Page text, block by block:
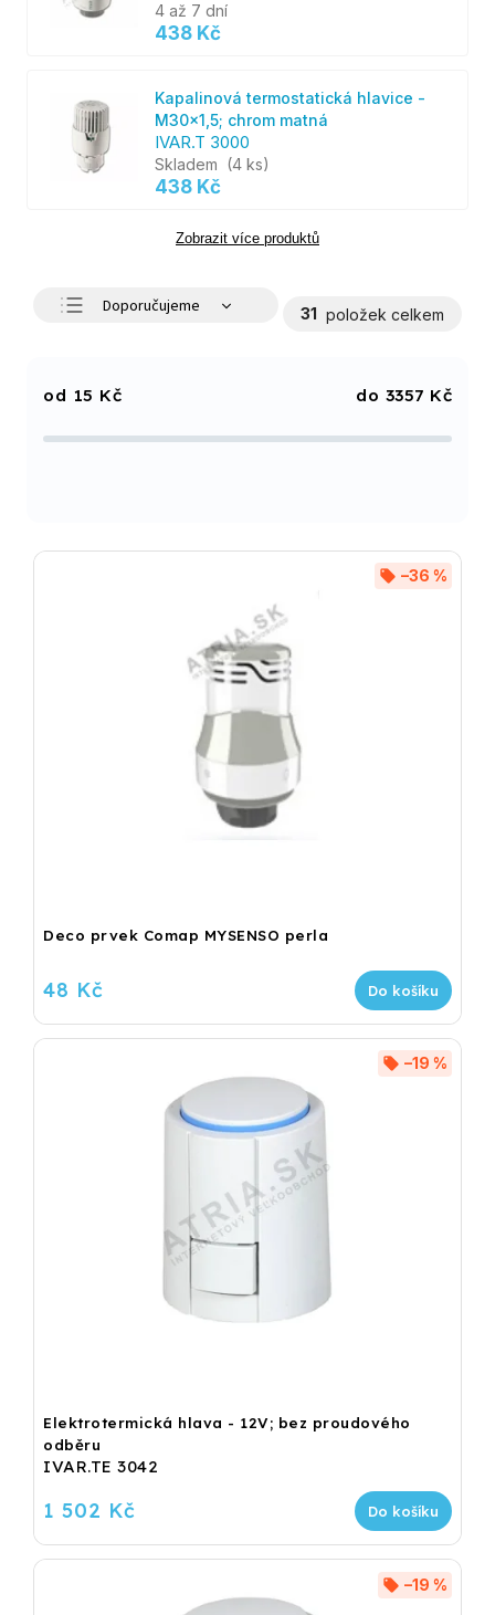
4 až 7 dní
438 Kč
Kapalinová termostatická hlavice -
M30x1,5; chrom matná
IVAR.T 3000
Skladem (4 ks)
438 Kč
Zobrazit více produktů
Doporučujeme
Abecedně
31 položek celkem
15 Kč 3357 Kč
Deco prvek Comap MYSENSO perla
–36 %
48 Kč Do košíku
Elektrotermická hlava - 12V; bez proudového
odběru
IVAR.TE 3042
–19 %
1 502 Kč Do košíku
–19 %